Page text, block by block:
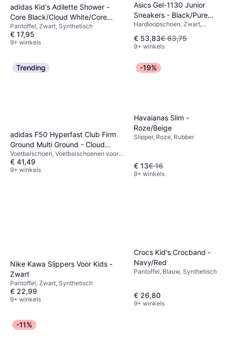
adidas Kid's Adilette Shower -
Core Black/Cloud White/Core
Black
Pantoffel, Zwart, Synthetisch
€ 17,95
9+ winkels
Asics Gel-1130 Junior
Sneakers - Black/Pure
Silver
Hardloopschoen, Zwart,
Textiel
€ 53,83€ 63,75
9+ winkels
Trending
adidas F50 Hyperfast Club Firm
Ground Multi Ground - Cloud
White/Solar Purple/Solar Turbo
Voetbalschoen, Voetbalschoenen voor
harde ondergrond, Multikleur, Wit,
Blauw, Synthetisch, Leer
€ 41,49
9+ winkels
-19%
Havaianas Slim -
Roze/Beige
Slipper, Roze, Rubber
€ 13€ 16
9+ winkels
Nike Kawa Slippers Voor Kids -
Zwart
Pantoffel, Zwart, Synthetisch
€ 22,99
9+ winkels
Crocs Kid's Crocband -
Navy/Red
Pantoffel, Blauw, Synthetisch
€ 26,80
9+ winkels
-11%